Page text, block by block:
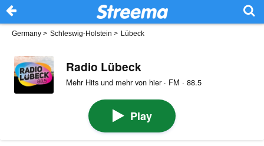
Germany > Schleswig-Holstein > Lübeck
Radio Lübeck
Mehr Hits und mehr von hier · FM · 88.5
Play